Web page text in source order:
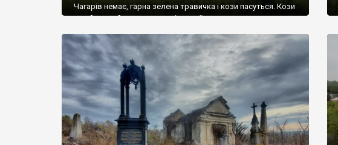
Чагарів немає, гарна зелена травичка і кози пасуться. Кози
– найкращий регулятор шкідливої, для старих кладовищ,
бруньками, кози ті бруньки обгризають, бо то улюблений
делікатес. На цвинтарі у Голубечому ціла колекція
різноманітних форм хрестів. Село відносно невелике, […]